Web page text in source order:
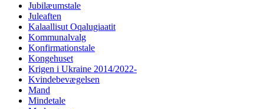
Jubilæumstale
Juleaften
Kalaallisut Oqalugiaatit
Kommunalvalg
Konfirmationstale
Kongehuset
Krigen i Ukraine 2014/2022-
Kvindebevægelsen
Mand
Mindetale